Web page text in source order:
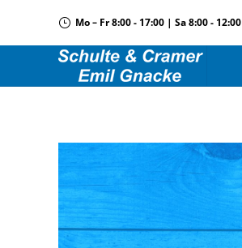
Mo – Fr 8:00 - 17:00 | Sa 8:00 - 12:00